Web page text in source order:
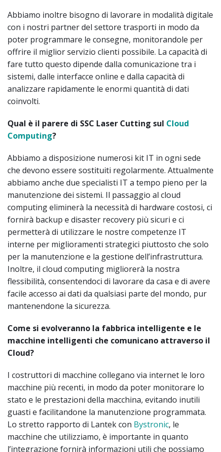
Abbiamo inoltre bisogno di lavorare in modalità digitale
con i nostri partner del settore trasporti in modo da
poter programmare le consegne, monitorandole per
offrire il miglior servizio clienti possibile. La capacità di
fare tutto questo dipende dalla comunicazione tra i
sistemi, dalle interfacce online e dalla capacità di
analizzare rapidamente le enormi quantità di dati
coinvolti.
Qual è il parere di SSC Laser Cutting sul Cloud
Computing?
Abbiamo a disposizione numerosi kit IT in ogni sede
che devono essere sostituiti regolarmente. Attualmente
abbiamo anche due specialisti IT a tempo pieno per la
manutenzione dei sistemi. Il passaggio al cloud
computing eliminerà la necessità di hardware costosi, ci
fornirà backup e disaster recovery più sicuri e ci
permetterà di utilizzare le nostre competenze IT
interne per miglioramenti strategici piuttosto che solo
per la manutenzione e la gestione dell’infrastruttura.
Inoltre, il cloud computing migliorerà la nostra
flessibilità, consentendoci di lavorare da casa e di avere
facile accesso ai dati da qualsiasi parte del mondo, pur
mantenendone la sicurezza.
Come si evolveranno la fabbrica intelligente e le
macchine intelligenti che comunicano attraverso il
Cloud?
I costruttori di macchine collegano via internet le loro
macchine più recenti, in modo da poter monitorare lo
stato e le prestazioni della macchina, evitando inutili
guasti e facilitandone la manutenzione programmata.
Lo stretto rapporto di Lantek con Bystronic, le
macchine che utilizziamo, è importante in quanto
l’integrazione fornirà informazioni utili che possiamo